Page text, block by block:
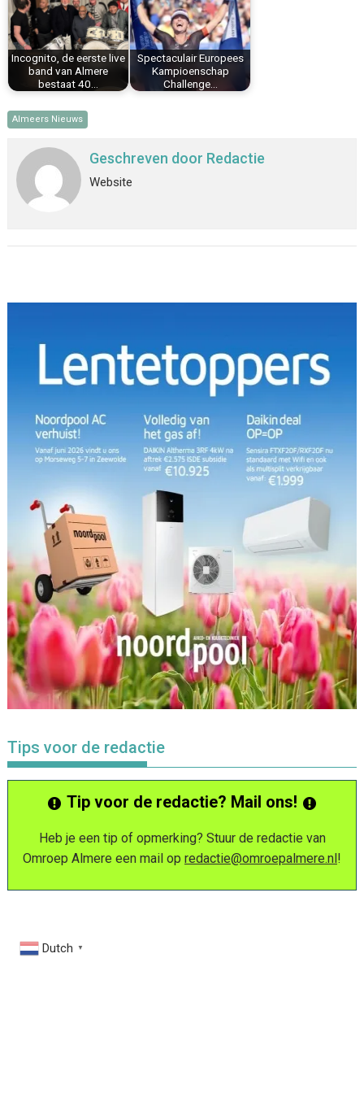
Incognito, de eerste live
band van Almere
bestaat 40…
Spectaculair Europees
Kampioenschap
Challenge…
Almeers Nieuws
Geschreven door Redactie
Website
Tips voor de redactie
Tip voor de redactie? Mail ons!
Heb je een tip of opmerking? Stuur de redactie van
Omroep Almere een mail op redactie@omroepalmere.nl!
Dutch ▼